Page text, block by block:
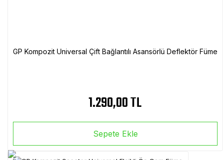
GP Kompozit Universal Çift Bağlantılı Asansörlü Deflektör Füme
1.290,00 TL
Sepete Ekle